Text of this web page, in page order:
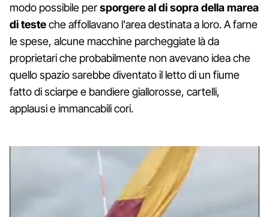
modo possibile persporgere al di sopra della marea
di testeche affollavano l'area destinata a loro. A farne
le spese, alcune macchine parcheggiate là da
proprietari che probabilmente non avevano idea che
quello spazio sarebbe diventato il letto di un fiume
fatto di sciarpe e bandiere giallorosse, cartelli,
applausi e immancabili cori.